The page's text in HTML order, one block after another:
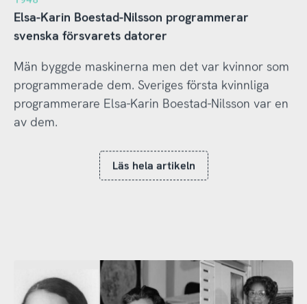
Elsa-Karin Boestad-Nilsson programmerar
svenska försvarets datorer
Män byggde maskinerna men det var kvinnor som
programmerade dem. Sveriges första kvinnliga
programmerare Elsa-Karin Boestad-Nilsson var en
av dem.
Läs hela artikeln